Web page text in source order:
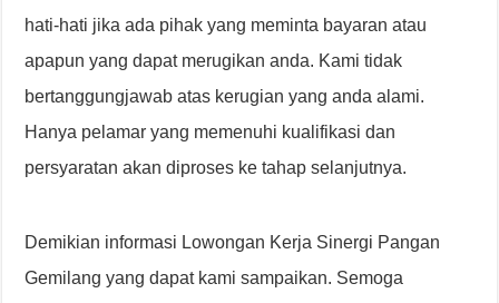
hati-hati jika ada pihak yang meminta bayaran atau
apapun yang dapat merugikan anda. Kami tidak
bertanggungjawab atas kerugian yang anda alami.
Hanya pelamar yang memenuhi kualifikasi dan
persyaratan akan diproses ke tahap selanjutnya.
Demikian informasi Lowongan Kerja Sinergi Pangan
Gemilang yang dapat kami sampaikan. Semoga